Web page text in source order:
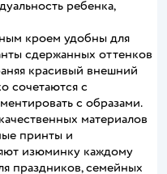
ребенка,
кроем удобны для
сдержанных оттенков
красивый внешний
сочетаются с
с образами.
материалов
принты и
изюминку каждому
праздников, семейных